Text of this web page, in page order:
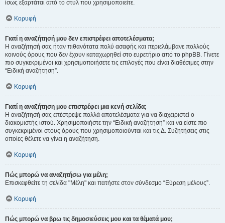
ίσως εξαρτάται από το στυλ που χρησιμοποιείτε.
Κορυφή
Γιατί η αναζήτησή μου δεν επιστρέφει αποτελέσματα;
Η αναζήτησή σας ήταν πιθανότατα πολύ ασαφής και περιελάμβανε πολλούς
κοινούς όρους που δεν έχουν καταχωρηθεί στο ευρετήριο από το phpBB. Γίνετε
πιο συγκεκριμένοι και χρησιμοποιήσετε τις επιλογές που είναι διαθέσιμες στην
“Ειδική αναζήτηση”.
Κορυφή
Γιατί η αναζήτηση μου επιστρέφει μια κενή σελίδα;
Η αναζήτησή σας επέστρεψε πολλά αποτελέσματα για να διαχειριστεί ο
διακομιστής ιστού. Χρησιμοποιήστε την “Ειδική αναζήτηση” και να είστε πιο
συγκεκριμένοι στους όρους που χρησιμοποιούνται και τις Δ. Συζητήσεις στις
οποίες θέλετε να γίνει η αναζήτηση.
Κορυφή
Πώς μπορώ να αναζητήσω για μέλη;
Επισκεφθείτε τη σελίδα "Μέλη" και πατήστε στον σύνδεσμο “Εύρεση μέλους”.
Κορυφή
Πώς μπορώ να βρω τις δημοσιεύσεις μου και τα θέματά μου;